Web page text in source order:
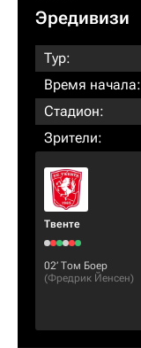
Эредивизи
Тур:
Время начала:
Стадион:
Зрители:
Твенте
02‎’‎ Том Боер
(Фредрик Йенсен)